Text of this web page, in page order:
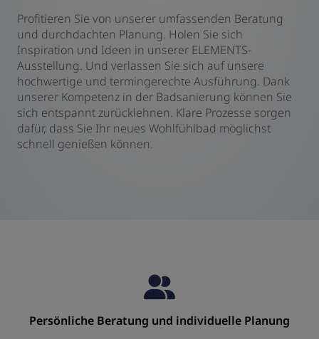
Profitieren Sie von unserer umfassenden Beratung
und durchdachten Planung. Holen Sie sich
Inspiration und Ideen in unserer ELEMENTS-
Ausstellung. Und verlassen Sie sich auf unsere
hochwertige und termingerechte Ausführung. Dank
unserer Kompetenz in der Badsanierung können Sie
sich entspannt zurücklehnen. Klare Prozesse sorgen
dafür, dass Sie Ihr neues Wohlfühlbad möglichst
schnell genießen können.
Persönliche Beratung und individuelle Planung